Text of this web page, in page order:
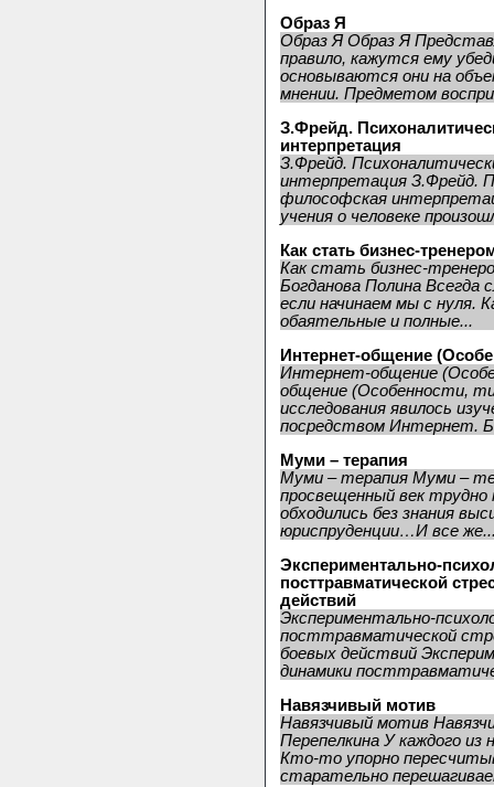
Образ Я
Образ Я Образ Я
правило, кажутся ему
основываются они на
мнении. Предметом
З.Фрейд.
интерпретация
З.Фрейд.
интерпретация З.Фрейд.
философская
учения о человеке
Как стать бизнес-
Как стать бизнес-
Богданова Полина Всегда
если начинаем мы с нуля.
обаятельные и полные...
Интернет-общение
Интернет-общение
общение (Особенности,
исследования явилось
посредством Интернет.
Муми – терапия
Муми – терапия Муми –
просвещенный век трудно
обходились без знания
юриспруденции…И все
Экспериментально-
посттравматической
действий
Экспериментально-
посттравматической
боевых действий
динамики
Навязчивый мотив
Навязчивый мотив
Перепелкина У каждого из
Кто-то упорно
старательно